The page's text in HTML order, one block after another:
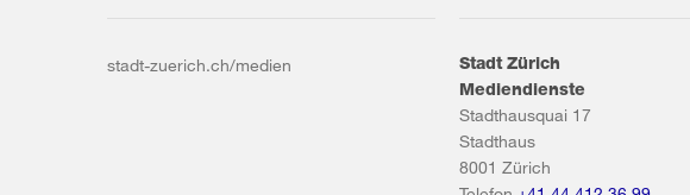
stadt-zuerich.ch/medien
Stadt Zürich
Mediendienste
Stadthausquai 17
Stadthaus
8001 Zürich